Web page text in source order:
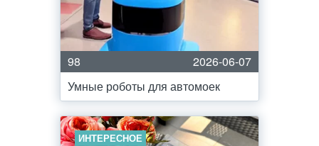
98
2026-06-07
Умные роботы для автомоек
ИНТЕРЕСНОЕ